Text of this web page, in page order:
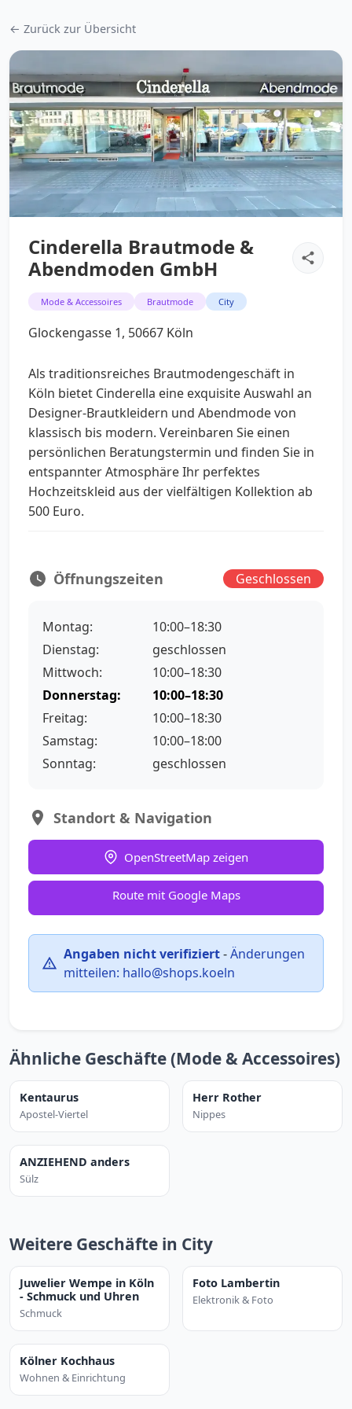
← Zurück zur Übersicht
Cinderella Brautmode &
Abendmoden GmbH
Mode & Accessoires Brautmode City
Glockengasse 1, 50667 Köln
Als traditionsreiches Brautmodengeschäft in
Köln bietet Cinderella eine exquisite Auswahl an
Designer-Brautkleidern und Abendmode von
klassisch bis modern. Vereinbaren Sie einen
persönlichen Beratungstermin und finden Sie in
entspannter Atmosphäre Ihr perfektes
Hochzeitskleid aus der vielfältigen Kollektion ab
500 Euro.
Öffnungszeiten Geschlossen
Montag:
10:00–18:30
Dienstag:
geschlossen
Mittwoch:
10:00–18:30
Donnerstag:
10:00–18:30
Freitag:
10:00–18:30
Samstag:
10:00–18:00
Sonntag:
geschlossen
Standort & Navigation
OpenStreetMap zeigen
Route mit Google Maps
Angaben nicht verifiziert-Änderungen
mitteilen: hallo@shops.koeln
Ähnliche Geschäfte (Mode & Accessoires)
Kentaurus
Apostel-Viertel
Herr Rother
Nippes
ANZIEHEND anders
Sülz
Weitere Geschäfte in City
Juwelier Wempe in Köln
- Schmuck und Uhren
Schmuck
Foto Lambertin
Elektronik & Foto
Kölner Kochhaus
Wohnen & Einrichtung